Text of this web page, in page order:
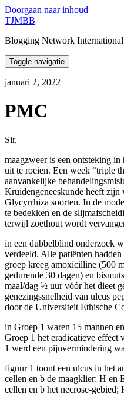
Doorgaan naar inhoud
TJMBB
Blogging Network International
Toggle navigatie
januari 2, 2022
PMC
Sir,
maagzweer is een ontsteking
uit te roeien. Een week “triple
aanvankelijke
Kruidengeneeskunde heeft zijn
Glycyrrhiza soorten. In de
te bedekken en de
terwijl zoethout wordt
in een dubbelblind onderzoek
verdeeld. Alle patiënten
groep kreeg amoxicilline (500
gedurende 30 dagen) en
maal/dag ½ uur vóór het dieet
genezingssnelheid van ulcus
door de Universiteit Ethische
in Groep 1 waren 15 mannen
Groep 1 het eradicatieve effect
1 werd een pijnvermindering
figuur 1 toont een ulcus in het
cellen en b de maagklier; H en
cellen en b het necrose-gebied;